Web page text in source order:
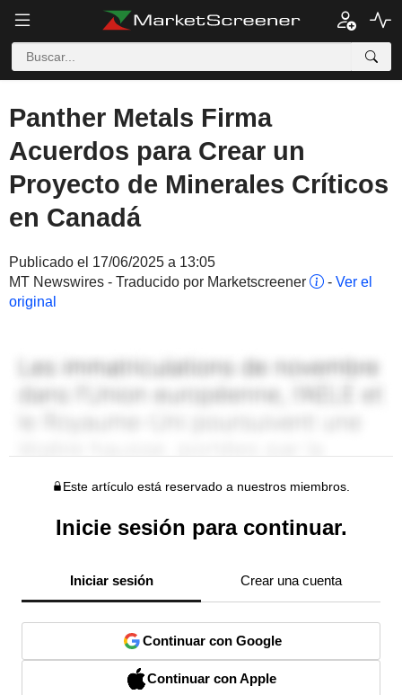
Panther Metals Firma
Acuerdos para Crear un
Proyecto de Minerales Críticos
en Canadá
Publicado el 17/06/2025 a 13:05
MT Newswires - Traducido por Marketscreener
- Ver el
original
Este artículo está reservado a nuestros miembros.
Inicie sesión para continuar.
Iniciar sesión Crear una cuenta
Continuar con Google
Continuar con Apple